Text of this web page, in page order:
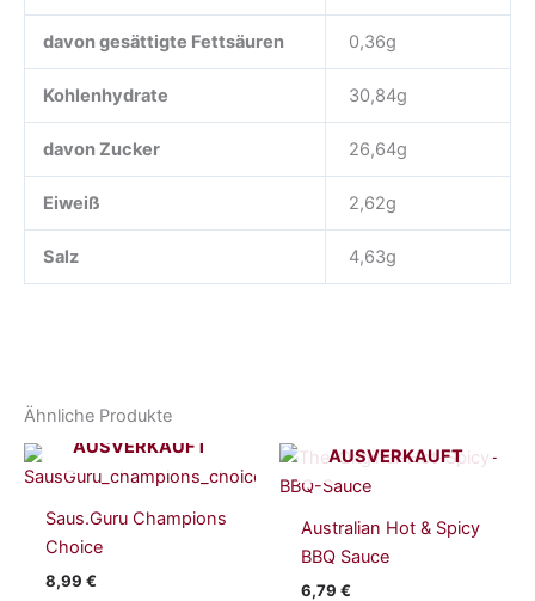
davon gesättigte Fettsäuren 0,36g
Kohlenhydrate 30,84g
davon Zucker 26,64g
Eiweiß 2,62g
Salz 4,63g
Ähnliche Produkte
AUSVERKAUFT
Saus.Guru Champions
Choice
8,99 €
AUSVERKAUFT
Australian Hot & Spicy
BBQ Sauce
6,79 €